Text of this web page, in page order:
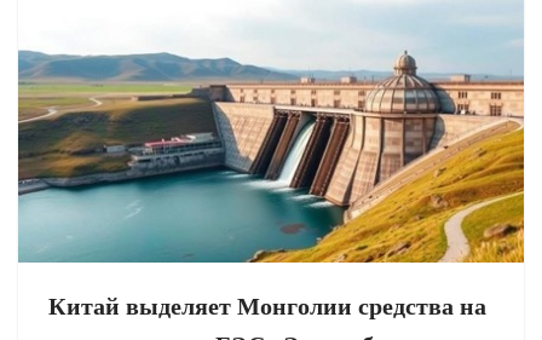
Китай выделяет Монголии средства на